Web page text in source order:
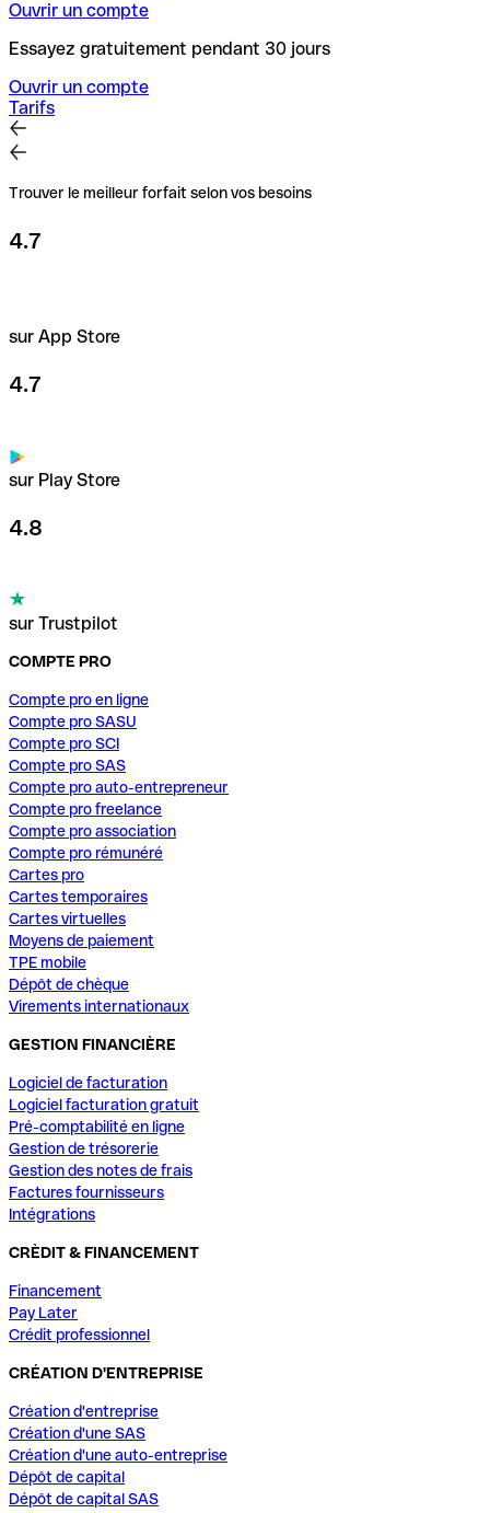
Ouvrir un compte
Essayez gratuitement pendant 30 jours
Ouvrir un compte
Tarifs
Trouver le meilleur forfait selon vos besoins
4.7
sur App Store
4.7
sur Play Store
4.8
sur Trustpilot
COMPTE PRO
Compte pro en ligne
Compte pro SASU
Compte pro SCI
Compte pro SAS
Compte pro auto-entrepreneur
Compte pro freelance
Compte pro association
Compte pro rémunéré
Cartes pro
Cartes temporaires
Cartes virtuelles
Moyens de paiement
TPE mobile
Dépôt de chèque
Virements internationaux
GESTION FINANCIÈRE
Logiciel de facturation
Logiciel facturation gratuit
Pré-comptabilité en ligne
Gestion de trésorerie
Gestion des notes de frais
Factures fournisseurs
Intégrations
CRÈDIT & FINANCEMENT
Financement
Pay Later
Crédit professionnel
CRÉATION D'ENTREPRISE
Création d'entreprise
Création d'une SAS
Création d'une auto-entreprise
Dépôt de capital
Dépôt de capital SAS